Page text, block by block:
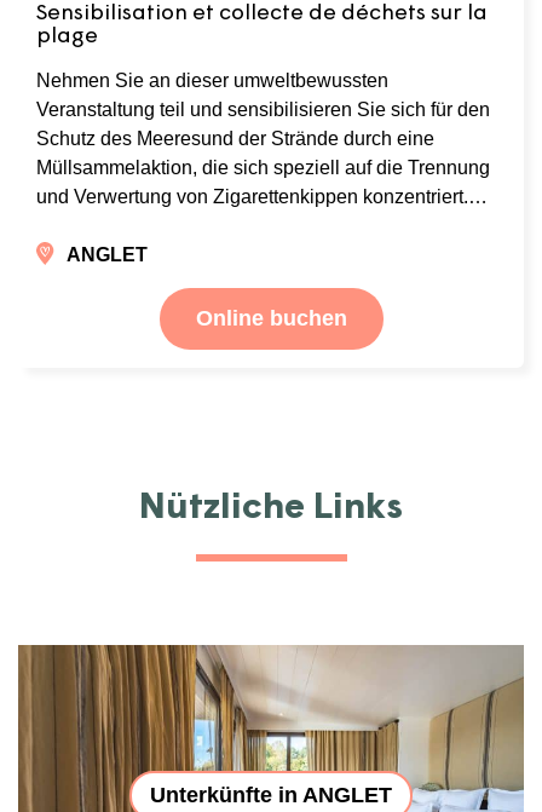
Sensibilisation et collecte de déchets sur la
plage
Nehmen Sie an dieser umweltbewussten
Veranstaltung teil und sensibilisieren Sie sich für den
Schutz des Meeresund der Strände durch eine
Müllsammelaktion, die sich speziell auf die Trennung
und Verwertung von Zigarettenkippen konzentriert.…
ANGLET
Online buchen
Nützliche Links
Unterkünfte in ANGLET